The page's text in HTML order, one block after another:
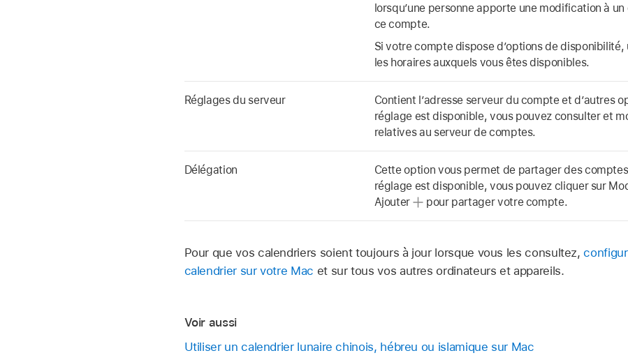
lorsqu’une personne apporte une modification à
ce compte.
Si votre compte dispose d’options de
les horaires auxquels vous êtes disponibles.
Réglages du serveur
Contient l’adresse serveur du compte et d’autres
réglage est disponible, vous pouvez consulter et
relatives au serveur de comptes.
Délégation
Cette option vous permet de partager des
réglage est disponible, vous pouvez cliquer sur
Ajouter
pour partager votre compte.
Pour que vos calendriers soient toujours à jour lorsque vous les consultez,
calendrier sur votre Mac et sur tous vos autres ordinateurs et appareils.
Voir aussi
Utiliser un calendrier lunaire chinois, hébreu ou islamique sur Mac